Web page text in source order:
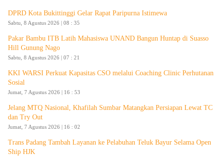
DPRD Kota Bukittinggi Gelar Rapat Paripurna Istimewa
Sabtu, 8 Agustus 2026 | 08 : 35
Pakar Bambu ITB Latih Mahasiswa UNAND Bangun Huntap di Suasso
Hill Gunung Nago
Sabtu, 8 Agustus 2026 | 07 : 21
KKI WARSI Perkuat Kapasitas CSO melalui Coaching Clinic Perhutanan
Sosial
Jumat, 7 Agustus 2026 | 16 : 53
Jelang MTQ Nasional, Khafilah Sumbar Matangkan Persiapan Lewat TC
dan Try Out
Jumat, 7 Agustus 2026 | 16 : 02
Trans Padang Tambah Layanan ke Pelabuhan Teluk Bayur Selama Open
Ship HJK